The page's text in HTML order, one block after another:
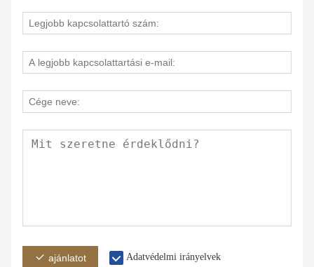
ajánlatot Adatvédelmi irányelvek